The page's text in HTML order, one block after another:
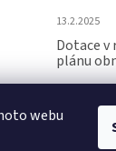
webu
13.2.2025
Dotace v
plánu